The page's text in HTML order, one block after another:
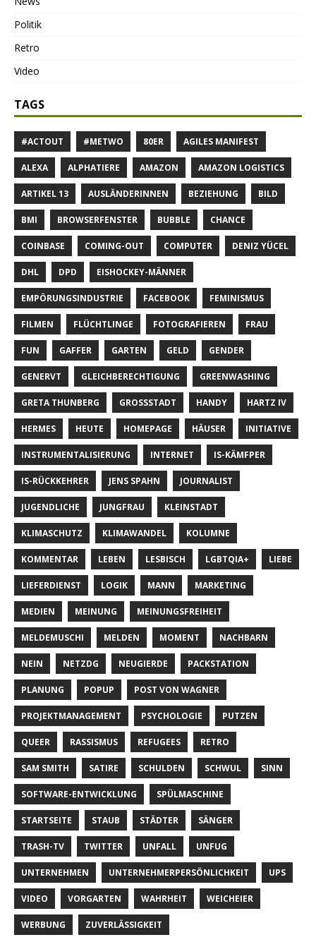
Politik
Retro
Video
TAGS
#ACTOUT #METWO 80ER AGILES MANIFEST
ALEXA ALPHATIERE AMAZON AMAZON LOGISTICS
ARTIKEL 13 AUSLÄNDERINNEN BEZIEHUNG BILD
BMI BROWSERFENSTER BUBBLE CHANCE
COINBASE COMING-OUT COMPUTER DENIZ YÜCEL
DHL DPD EISHOCKEY-MÄNNER
EMPÖRUNGSINDUSTRIE FACEBOOK FEMINISMUS
FILMEN FLÜCHTLINGE FOTOGRAFIEREN FRAU
FUN GAFFER GARTEN GELD GENDER
GENERVT GLEICHBERECHTIGUNG GREENWASHING
GRETA THUNBERG GROSSSTADT HANDY HARTZ IV
HERMES HEUTE HOMEPAGE HÄUSER INITIATIVE
INSTRUMENTALISIERUNG INTERNET IS-KÄMFPER
IS-RÜCKKEHRER JENS SPAHN JOURNALIST
JUGENDLICHE JUNGFRAU KLEINSTADT
KLIMASCHUTZ KLIMAWANDEL KOLUMNE
KOMMENTAR LEBEN LESBISCH LGBTQIA+ LIEBE
LIEFERDIENST LOGIK MANN MARKETING
MEDIEN MEINUNG MEINUNGSFREIHEIT
MELDEMUSCHI MELDEN MOMENT NACHBARN
NEIN NETZDG NEUGIERDE PACKSTATION
PLANUNG POPUP POST VON WAGNER
PROJEKTMANAGEMENT PSYCHOLOGIE PUTZEN
QUEER RASSISMUS REFUGEES RETRO
SAM SMITH SATIRE SCHULDEN SCHWUL SINN
SOFTWARE-ENTWICKLUNG SPÜLMASCHINE
STARTSEITE STAUB STÄDTER SÄNGER
TRASH-TV TWITTER UNFALL UNFUG
UNTERNEHMEN UNTERNEHMERPERSÖNLICHKEIT UPS
VIDEO VORGARTEN WAHRHEIT WEICHEIER
WERBUNG ZUVERLÄSSIGKEIT